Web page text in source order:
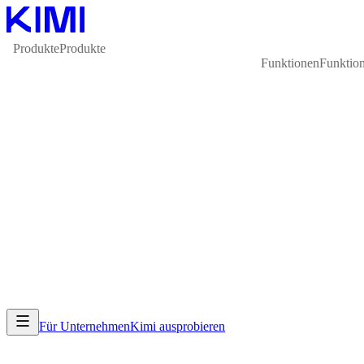
ProdukteProdukte
Funktionen
Für UnternehmenKimi ausprobieren